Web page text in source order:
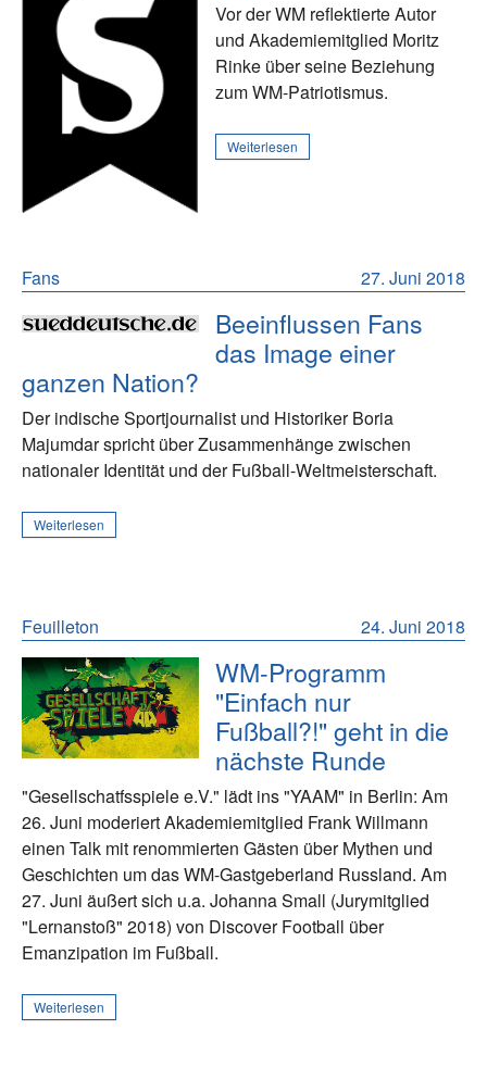
Vor der WM reflektierte Autor
und Akademiemitglied Moritz
Rinke über seine Beziehung
zum WM-Patriotismus.
Weiterlesen
27. Juni 2018
Fans
Beeinflussen Fans
das Image einer
ganzen Nation?
Der indische Sportjournalist und Historiker Boria
Majumdar spricht über Zusammenhänge zwischen
nationaler Identität und der Fußball-Weltmeisterschaft.
Weiterlesen
24. Juni 2018
Feuilleton
WM-Programm
"Einfach nur
Fußball?!" geht in die
nächste Runde
"Gesellschatfsspiele e.V." lädt ins "YAAM" in Berlin: Am
26. Juni moderiert Akademiemitglied Frank Willmann
einen Talk mit renommierten Gästen über Mythen und
Geschichten um das WM-Gastgeberland Russland. Am
27. Juni äußert sich u.a. Johanna Small (Jurymitglied
"Lernanstoß" 2018) von Discover Football über
Emanzipation im Fußball.
Weiterlesen